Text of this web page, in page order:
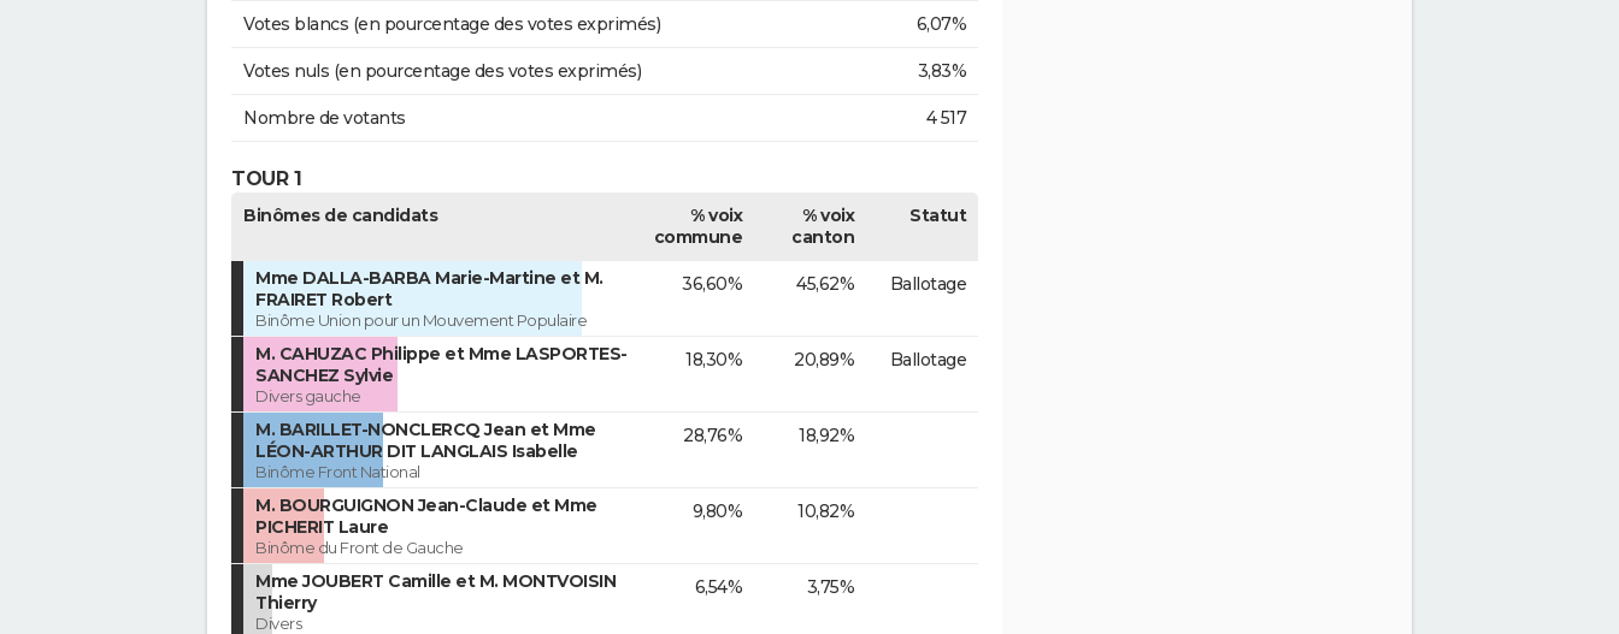
Votes blancs (en pourcentage des votes exprimés) 6,07%
Votes nuls (en pourcentage des votes exprimés) 3,83%
Nombre de votants 4 517
TOUR 1
Binômes de candidats
% voix
commune
% voix
canton
Statut
Mme DALLA-BARBA Marie-Martine et M.
FRAIRET Robert
Binôme Union pour un Mouvement Populaire
36,60% 45,62% Ballotage
M. CAHUZAC Philippe et Mme LASPORTES-
SANCHEZ Sylvie
Divers gauche
18,30% 20,89% Ballotage
M. BARILLET-NONCLERCQ Jean et Mme
LÉON-ARTHUR DIT LANGLAIS Isabelle
Binôme Front National
28,76% 18,92%
M. BOURGUIGNON Jean-Claude et Mme
PICHERIT Laure
Binôme du Front de Gauche
9,80% 10,82%
Mme JOUBERT Camille et M. MONTVOISIN
Thierry
Divers
6,54% 3,75%